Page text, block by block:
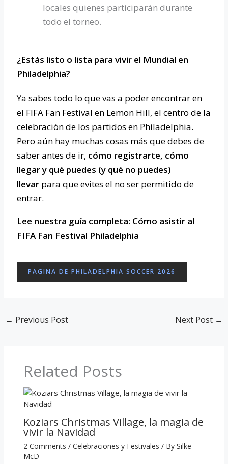
locales quienes participarán durante
todo el torneo.
¿Estás listo o lista para vivir el Mundial en
Philadelphia?
Ya sabes todo lo que vas a poder encontrar en
el FIFA Fan Festival en Lemon Hill, el centro de la
celebración de los partidos en Philadelphia.
Pero aún hay muchas cosas más que debes de
saber antes de ir, cómo registrarte, cómo
llegar y qué puedes (y qué no puedes)
llevar para que evites el no ser permitido de
entrar.
Lee nuestra guía completa: Cómo asistir al
FIFA Fan Festival Philadelphia
PAGINA DE PHILADELPHIA SOCCER 2026
← Previous Post Next Post →
Related Posts
Koziars Christmas Village, la magia de
vivir la Navidad
2 Comments / Celebraciones y Festivales / By Silke
McD